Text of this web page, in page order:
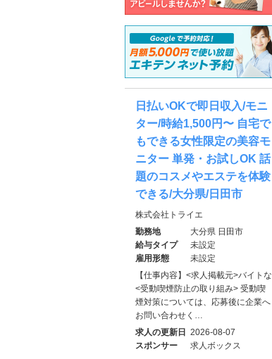
日払いOKで即日収入/モニ
ター/時給1,500円〜 自宅で
もできる女性限定の美容モ
ニター 単発・お試しOK 話
題のコスメやエステを体験
できる/大分県/日田市
株式会社トライエ
勤務地
大分県 日田市
給与タイプ
未設定
雇用形態
未設定
【仕事内容】<求人掲載元>バイトな
<受動喫煙防止の取り組み> 受動喫
煙対策については、応募後に企業へ
お問い合わせく…
求人の更新日 2026-08-07
スポンサー
求人ボックス